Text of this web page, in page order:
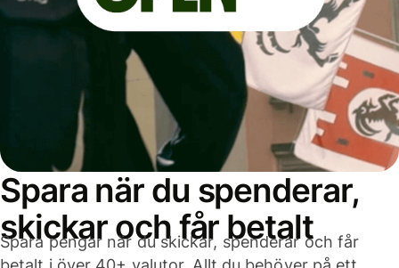
Spara när du spenderar,
skickar och får betalt
Spara pengar när du skickar, spenderar och får